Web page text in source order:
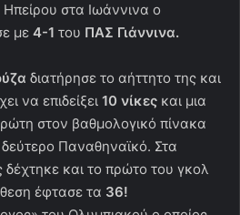
στα Ιωάννινα ο
με 4-1 του ΠΑΣ Γιάννινα.
διατήρησε το αήττητο της και
να επιδείξει 10 νίκες και μια
στον βαθμολογικό πίνακα
Παναθηναϊκό. Στα
και το πρώτο του γκολ
έφτασε τα 36!